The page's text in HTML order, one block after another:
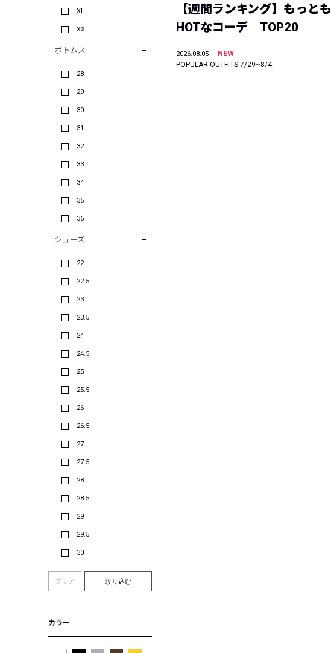
XL
XXL
ボトムス
28
29
30
31
32
33
34
35
36
シューズ
22
22.5
23
23.5
24
24.5
25
25.5
26
26.5
27
27.5
28
28.5
29
29.5
30
クリア 絞り込む
カラー
【週間ランキング】もっとも
HOTなコーデ｜TOP20
2026.08.05
NEW
POPULAR OUTFITS 7/29~8/4